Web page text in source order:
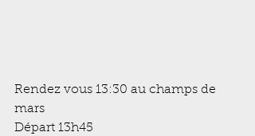
Rendez vous 13:30 au champs de
mars
Départ 13h45